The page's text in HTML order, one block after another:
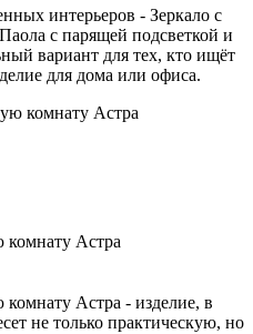
интерьеров - Зеркало с
с парящей подсветкой и
вариант для тех, кто ищёт
для дома или офиса.
комнату Астра
комнату Астра - изделие, в
не только практическую, но